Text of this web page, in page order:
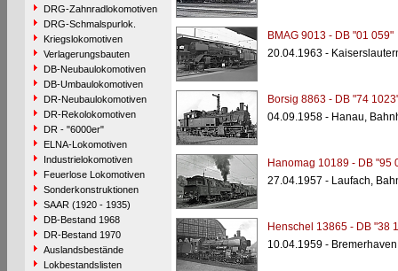
DRG-Zahnradlokomotiven
DRG-Schmalspurlok.
Kriegslokomotiven
Verlagerungsbauten
DB-Neubaulokomotiven
DB-Umbaulokomotiven
DR-Neubaulokomotiven
DR-Rekolokomotiven
DR - "6000er"
ELNA-Lokomotiven
Industrielokomotiven
Feuerlose Lokomotiven
Sonderkonstruktionen
SAAR (1920 - 1935)
DB-Bestand 1968
DR-Bestand 1970
Auslandsbestände
Lokbestandslisten
BMAG 9013 - DB "01 059"
20.04.1963 -
Borsig 8863 - DB "74
04.09.1958 - Hanau,
Hanomag 10189 - DB "95
27.04.1957 - Laufach,
Henschel 13865 - DB "38
10.04.1959 -